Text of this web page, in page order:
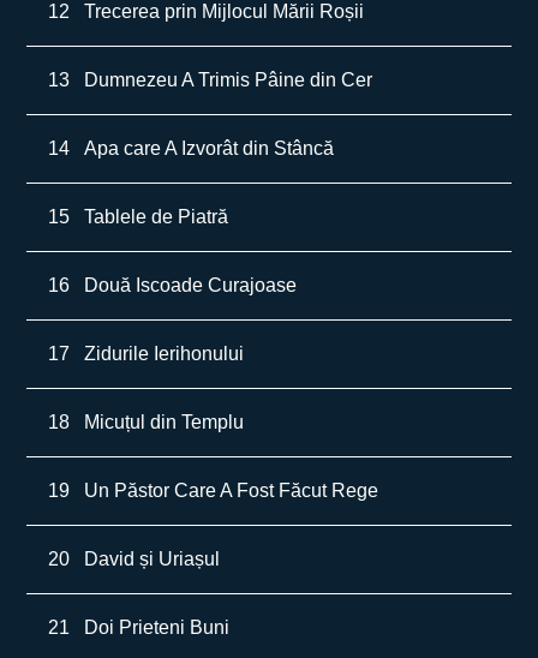
12 Trecerea prin Mijlocul Mării Roșii
13 Dumnezeu A Trimis Pâine din Cer
14 Apa care A Izvorât din Stâncă
15 Tablele de Piatră
16 Două Iscoade Curajoase
17 Zidurile Ierihonului
18 Micuțul din Templu
19 Un Păstor Care A Fost Făcut Rege
20 David și Uriașul
21 Doi Prieteni Buni